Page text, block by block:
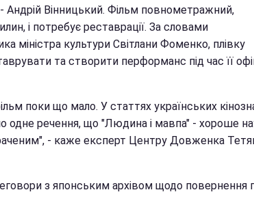
Андрій Вінницький. Фільм повнометражний,
і потребує реставрації. За словами
міністра культури Світлани Фоменко, плівку
та створити перформанс під час її
поки що мало. У статтях українських
одне речення, що "Людина і мавпа" - хороше
- каже експерт Центру Довженка
з японським архівом щодо повернення